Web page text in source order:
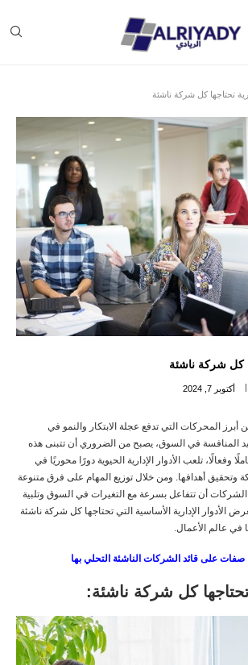
أكتوبر 7, 2024
أبرز المحركات التي تدفع عجلة الابتكار والنمو في
المنافسة في السوق، يصبح من الضروري أن تتبنى هذه
وفعالًا، تلعب الأدوار الإدارية الحيوية دورًا محوريًا في
وتحقيق أهدافها. ومن خلال توزيع المهام على فرق متنوعة
أن تتفاعل بسرعة مع التغيرات في السوق وتلبية
الأدوار الإدارية الأساسية التي تحتاجها كل شركة ناشئة
في عالم الأعمال.
صفات على قائد الشركات الناشئة التحلي بها